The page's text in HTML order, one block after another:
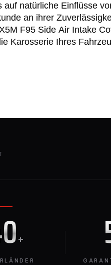
auf natürliche Einflüsse
an ihrer
F95 Side Air Intake
Karosserie Ihres
+